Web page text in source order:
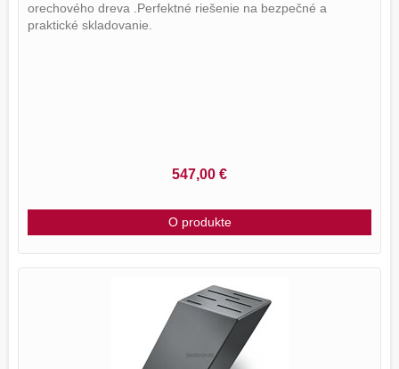
orechového dreva .Perfektné riešenie na bezpečné a
praktické skladovanie.
547,00 €
O produkte